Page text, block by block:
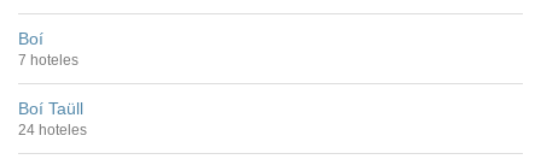
Boí
7 hoteles
Boí Taüll
24 hoteles